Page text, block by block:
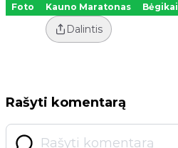
Foto Kauno Maratonas Bėgikai
Dalintis
Rašyti komentarą